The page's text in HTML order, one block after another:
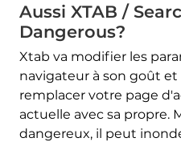
Aussi XTAB /
Dangerous?
Xtab va modifier les
navigateur à son goût
remplacer votre page
actuelle avec sa propre.
dangereux, il peut